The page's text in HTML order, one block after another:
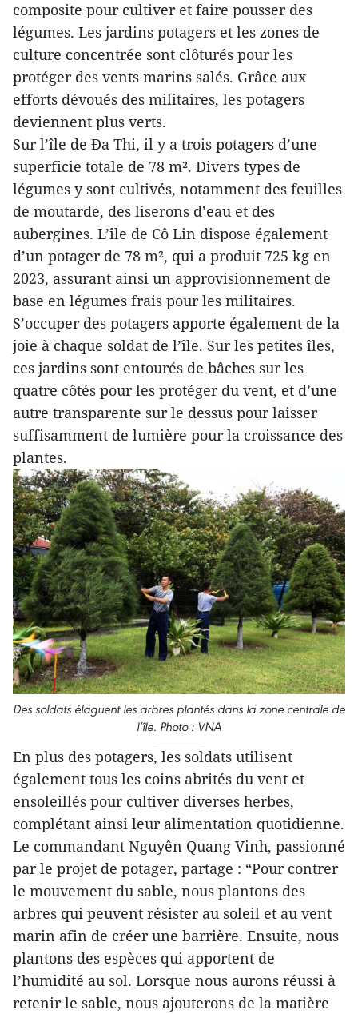
composite pour cultiver et faire pousser des
légumes. Les jardins potagers et les zones de
culture concentrée sont clôturés pour les
protéger des vents marins salés. Grâce aux
efforts dévoués des militaires, les potagers
deviennent plus verts.
Sur l’île de Đa Thi, il y a trois potagers d’une
superficie totale de 78 m². Divers types de
légumes y sont cultivés, notamment des feuilles
de moutarde, des liserons d’eau et des
aubergines. L’île de Cô Lin dispose également
d’un potager de 78 m², qui a produit 725 kg en
2023, assurant ainsi un approvisionnement de
base en légumes frais pour les militaires.
S’occuper des potagers apporte également de la
joie à chaque soldat de l’île. Sur les petites îles,
ces jardins sont entourés de bâches sur les
quatre côtés pour les protéger du vent, et d’une
autre transparente sur le dessus pour laisser
suffisamment de lumière pour la croissance des
plantes.
Des soldats élaguent les arbres plantés dans la zone centrale de
l’île. Photo : VNA
En plus des potagers, les soldats utilisent
également tous les coins abrités du vent et
ensoleillés pour cultiver diverses herbes,
complétant ainsi leur alimentation quotidienne.
Le commandant Nguyên Quang Vinh, passionné
par le projet de potager, partage : “Pour contrer
le mouvement du sable, nous plantons des
arbres qui peuvent résister au soleil et au vent
marin afin de créer une barrière. Ensuite, nous
plantons des espèces qui apportent de
l’humidité au sol. Lorsque nous aurons réussi à
retenir le sable, nous ajouterons de la matière